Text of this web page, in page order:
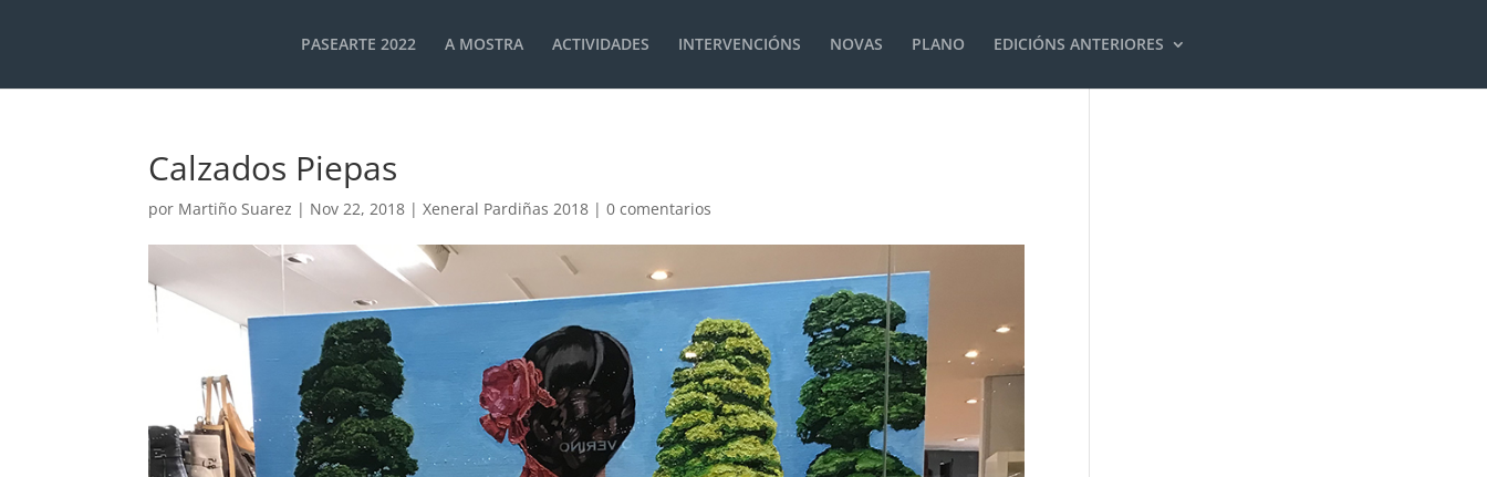
PASEARTE 2022 A MOSTRA ACTIVIDADES INTERVENCIÓNS NOVAS PLANO EDICIÓNS ANTERIORES
Calzados Piepas
por Martiño Suarez | Nov 22, 2018 |Xeneral Pardiñas 2018 |0 comentarios